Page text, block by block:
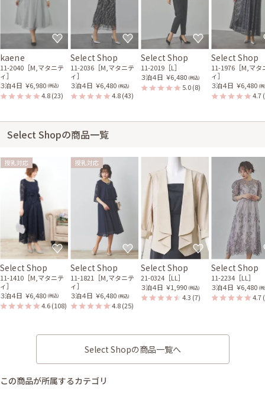
kaene
11-2040［M,マタニテ
ィ］
３泊４日 ￥6,980 (税込)
4.8(23)
Select Shop
11-2036［M,マタニテ
ィ］
３泊４日 ￥6,480 (税込)
4.8(43)
Select Shop
11-2019［L］
３泊４日 ￥6,480 (税込)
5.0(8)
Select Shop
11-1976［M,マタ
ィ］
３泊４日 ￥6,480 (
4.7
Select Shopの商品一覧
授乳対応
Select Shop
11-1410［M,マタニテ
ィ］
３泊４日 ￥6,480 (税込)
4.6(108)
授乳対応
Select Shop
11-1821［M,マタニテ
ィ］
３泊４日 ￥6,480 (税込)
4.8(25)
Select Shop
21-0324［LL］
３泊４日 ￥1,990 (税込)
4.3 (7)
Select Shop
11-2234［LL］
３泊４日 ￥6,480 (
4.7
Select Shopの商品一覧へ
この商品が所属するカテゴリ